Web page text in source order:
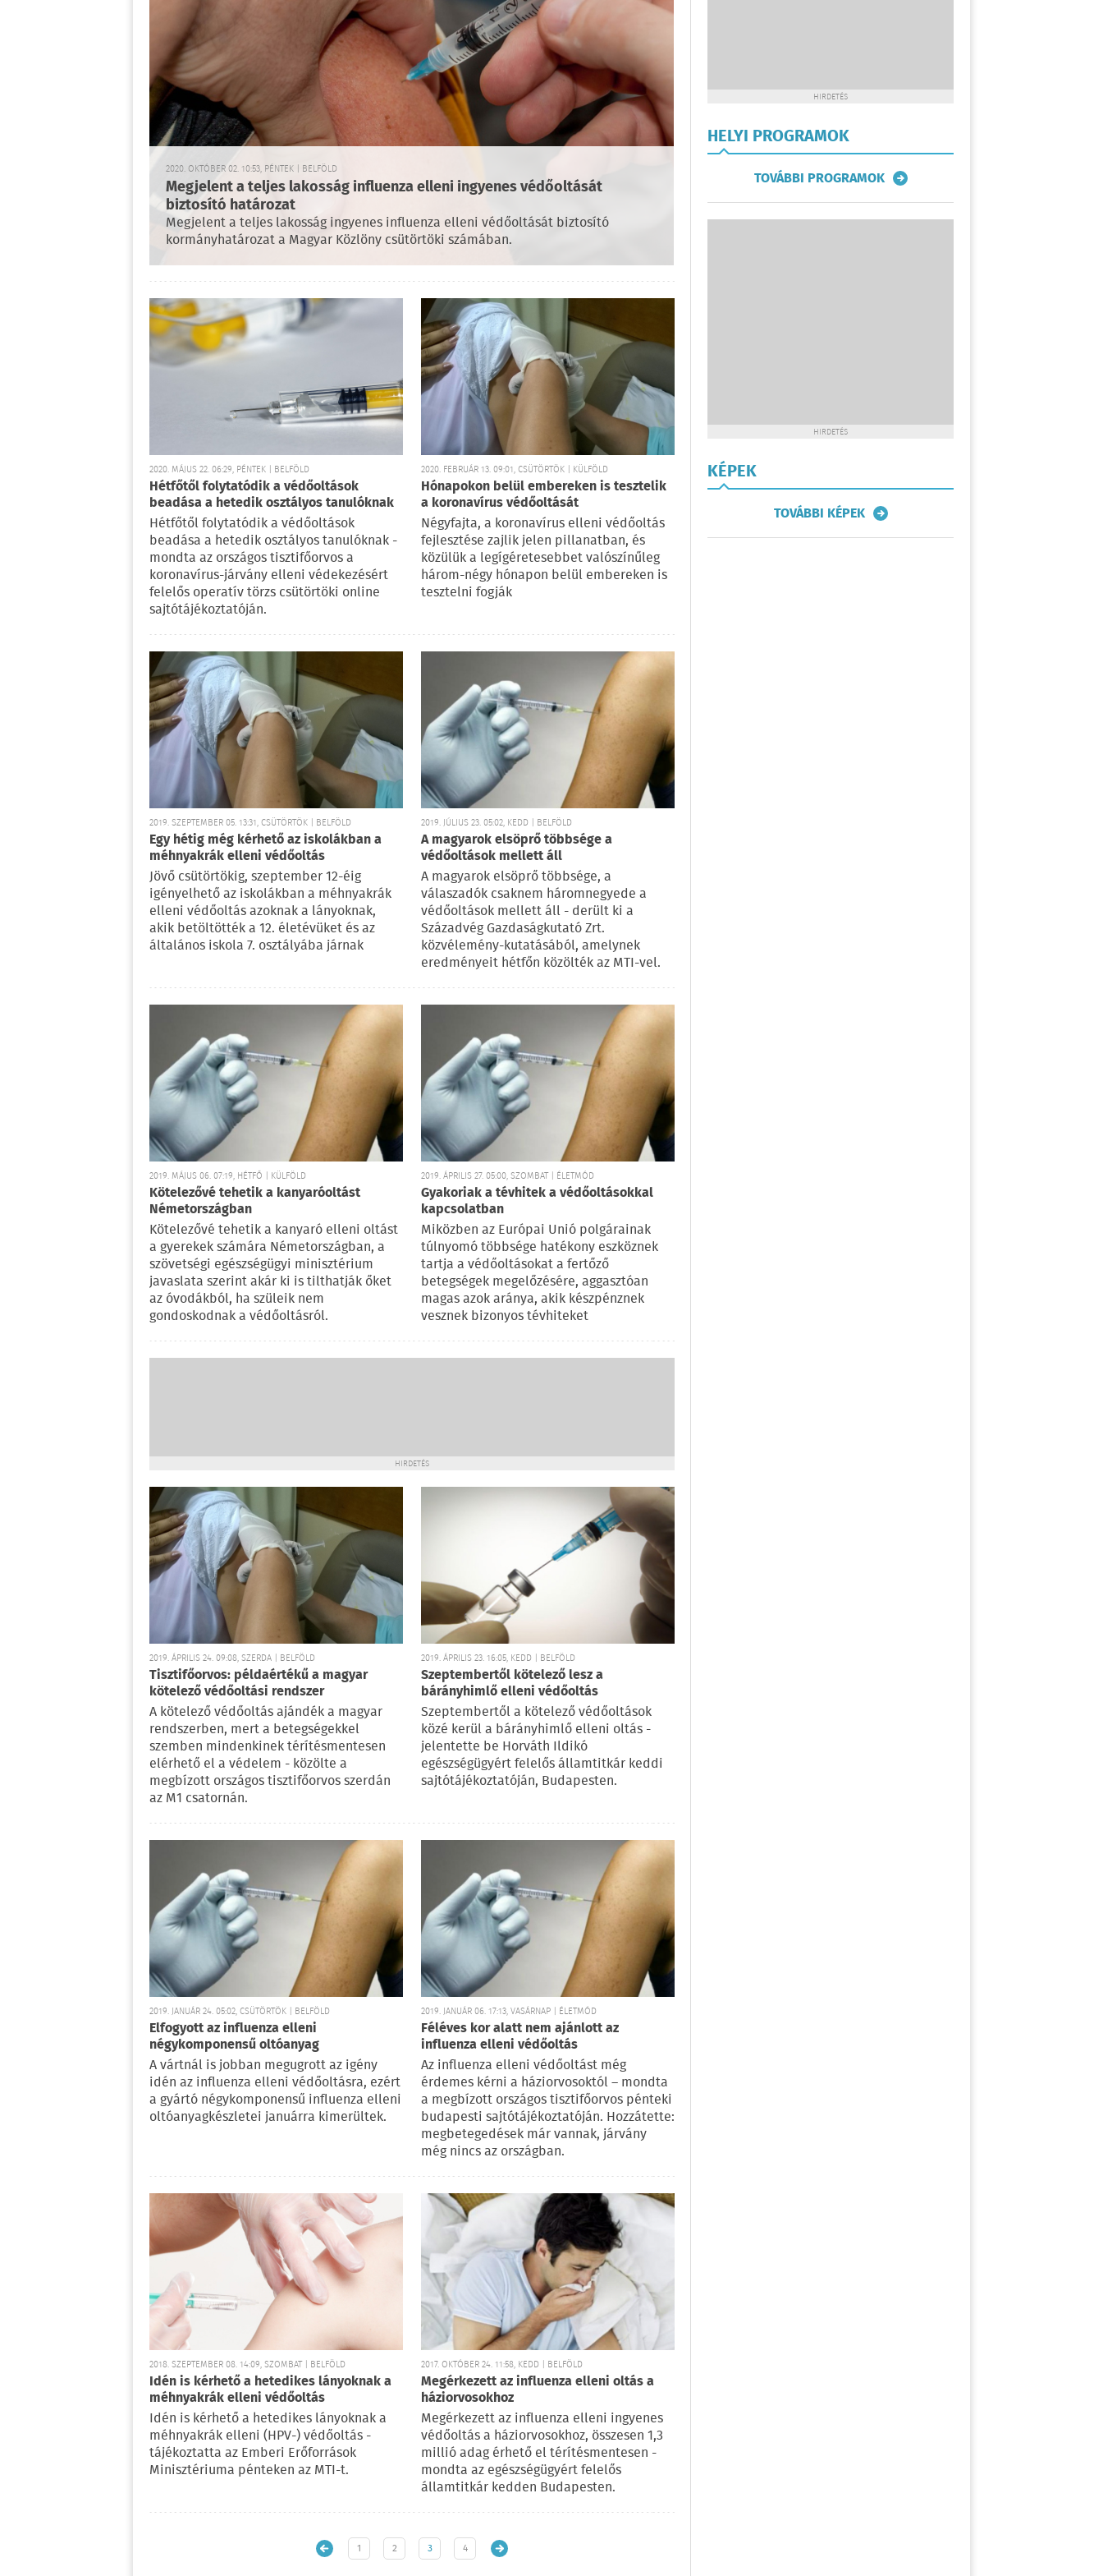
2020. OKTÓBER 02. 10:53, PÉNTEK | BELFÖLD
Megjelent a teljes lakosság influenza elleni ingyenes védőoltását
biztosító határozat
Megjelent a teljes lakosság ingyenes influenza elleni védőoltását biztosító
kormányhatározat a Magyar Közlöny csütörtöki számában.
2020. MÁJUS 22. 06:29, PÉNTEK | BELFÖLD
Hétfőtől folytatódik a védőoltások
beadása a hetedik osztályos tanulóknak
Hétfőtől folytatódik a védőoltások
beadása a hetedik osztályos tanulóknak -
mondta az országos tisztifőorvos a
koronavírus-járvány elleni védekezésért
felelős operatív törzs csütörtöki online
sajtótájékoztatóján.
2020. FEBRUÁR 13. 09:01, CSÜTÖRTÖK | KÜLFÖLD
Hónapokon belül embereken is tesztelik
a koronavírus védőoltását
Négyfajta, a koronavírus elleni védőoltás
fejlesztése zajlik jelen pillanatban, és
közülük a legígéretesebbet valószínűleg
három-négy hónapon belül embereken is
tesztelni fogják
2019. SZEPTEMBER 05. 13:31, CSÜTÖRTÖK | BELFÖLD
Egy hétig még kérhető az iskolákban a
méhnyakrák elleni védőoltás
Jövő csütörtökig, szeptember 12-éig
igényelhető az iskolákban a méhnyakrák
elleni védőoltás azoknak a lányoknak,
akik betöltötték a 12. életévüket és az
általános iskola 7. osztályába járnak
2019. JÚLIUS 23. 05:02, KEDD | BELFÖLD
A magyarok elsöprő többsége a
védőoltások mellett áll
A magyarok elsöprő többsége, a
válaszadók csaknem háromnegyede a
védőoltások mellett áll - derült ki a
Századvég Gazdaságkutató Zrt.
közvélemény-kutatásából, amelynek
eredményeit hétfőn közölték az MTI-vel.
2019. MÁJUS 06. 07:19, HÉTFŐ | KÜLFÖLD
Kötelezővé tehetik a kanyaróoltást
Németországban
Kötelezővé tehetik a kanyaró elleni oltást
a gyerekek számára Németországban, a
szövetségi egészségügyi minisztérium
javaslata szerint akár ki is tilthatják őket
az óvodákból, ha szüleik nem
gondoskodnak a védőoltásról.
2019. ÁPRILIS 27. 05:00, SZOMBAT | ÉLETMÓD
Gyakoriak a tévhitek a védőoltásokkal
kapcsolatban
Miközben az Európai Unió polgárainak
túlnyomó többsége hatékony eszköznek
tartja a védőoltásokat a fertőző
betegségek megelőzésére, aggasztóan
magas azok aránya, akik készpénznek
vesznek bizonyos tévhiteket
HIRDETÉS
2019. ÁPRILIS 24. 09:08, SZERDA | BELFÖLD
Tisztifőorvos: példaértékű a magyar
kötelező védőoltási rendszer
A kötelező védőoltás ajándék a magyar
rendszerben, mert a betegségekkel
szemben mindenkinek térítésmentesen
elérhető el a védelem - közölte a
megbízott országos tisztifőorvos szerdán
az M1 csatornán.
2019. ÁPRILIS 23. 16:05, KEDD | BELFÖLD
Szeptembertől kötelező lesz a
bárányhimlő elleni védőoltás
Szeptembertől a kötelező védőoltások
közé kerül a bárányhimlő elleni oltás -
jelentette be Horváth Ildikó
egészségügyért felelős államtitkár keddi
sajtótájékoztatóján, Budapesten.
2019. JANUÁR 24. 05:02, CSÜTÖRTÖK | BELFÖLD
Elfogyott az influenza elleni
négykomponensű oltóanyag
A vártnál is jobban megugrott az igény
idén az influenza elleni védőoltásra, ezért
a gyártó négykomponensű influenza elleni
oltóanyagkészletei januárra kimerültek.
2019. JANUÁR 06. 17:13, VASÁRNAP | ÉLETMÓD
Féléves kor alatt nem ajánlott az
influenza elleni védőoltás
Az influenza elleni védőoltást még
érdemes kérni a háziorvosoktól – mondta
a megbízott országos tisztifőorvos pénteki
budapesti sajtótájékoztatóján. Hozzátette:
megbetegedések már vannak, járvány
még nincs az országban.
2018. SZEPTEMBER 08. 14:09, SZOMBAT | BELFÖLD
Idén is kérhető a hetedikes lányoknak a
méhnyakrák elleni védőoltás
Idén is kérhető a hetedikes lányoknak a
méhnyakrák elleni (HPV-) védőoltás -
tájékoztatta az Emberi Erőforrások
Minisztériuma pénteken az MTI-t.
2017. OKTÓBER 24. 11:58, KEDD | BELFÖLD
Megérkezett az influenza elleni oltás a
háziorvosokhoz
Megérkezett az influenza elleni ingyenes
védőoltás a háziorvosokhoz, összesen 1,3
millió adag érhető el térítésmentesen -
mondta az egészségügyért felelős
államtitkár kedden Budapesten.
1 2 3 4
HIRDETÉS
HELYI PROGRAMOK
TOVÁBBI PROGRAMOK
HIRDETÉS
KÉPEK
TOVÁBBI KÉPEK